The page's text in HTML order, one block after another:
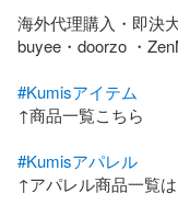
海外代理購入・即決
buyee・doorzo ・
#Kumisアイテム
↑商品一覧こちら
#Kumisアパレル
↑アパレル商品一覧